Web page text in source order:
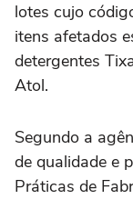
lotes cujo
itens afetados
detergentes
Atol.
Segundo a
de qualidade e
Práticas de